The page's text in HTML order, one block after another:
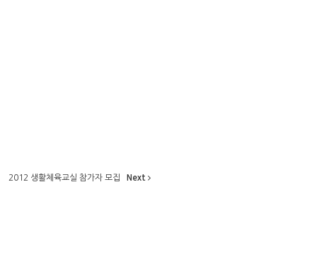
2012 생활체육교실 참가자 모집 Next